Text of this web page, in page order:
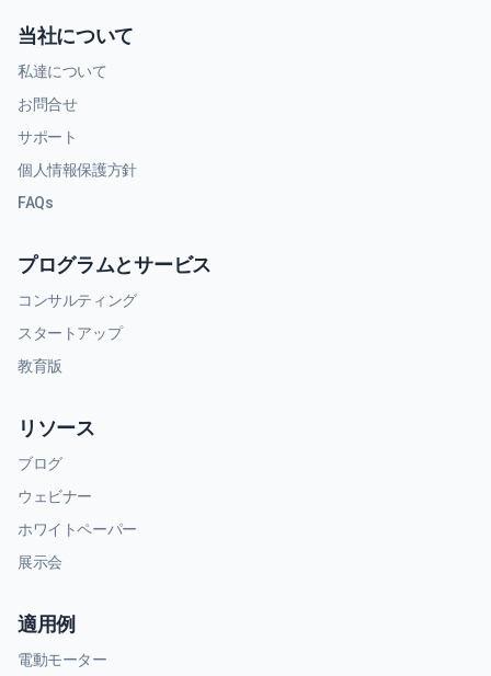
当社について
私達について
お問合せ
サポート
個人情報保護方針
FAQs
プログラムとサービス
コンサルティング
スタートアップ
教育版
リソース
ブログ
ウェビナー
ホワイトペーパー
展示会
適用例
電動モーター